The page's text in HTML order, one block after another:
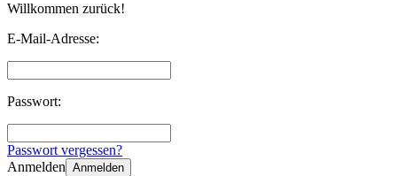
Willkommen zurück!
E-Mail-Adresse:
Passwort:
Passwort vergessen?
Anmelden Anmelden